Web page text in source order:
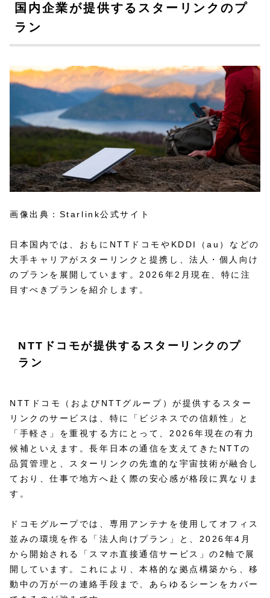
国内企業が提供するスターリンクのプ
ラン
画像出典：Starlink公式サイト
日本国内では、おもにNTTドコモやKDDI（au）などの
大手キャリアがスターリンクと提携し、法人・個人向け
のプランを展開しています。2026年2月現在、特に注
目すべきプランを紹介します。
NTTドコモが提供するスターリンクのプ
ラン
NTTドコモ（およびNTTグループ）が提供するスター
リンクのサービスは、特に「ビジネスでの信頼性」と
「手軽さ」を重視する方にとって、2026年現在の有力
候補といえます。長年日本の通信を支えてきたNTTの
品質管理と、スターリンクの先進的な宇宙技術が融合し
ており、仕事で地方へ赴く際の安心感が格段に異なりま
す。
ドコモグループでは、専用アンテナを使用してオフィス
並みの環境を作る「法人向けプラン」と、2026年4月
から開始される「スマホ直接通信サービス」の2軸で展
開しています。これにより、本格的な拠点構築から、移
動中の万が一の連絡手段まで、あらゆるシーンをカバー